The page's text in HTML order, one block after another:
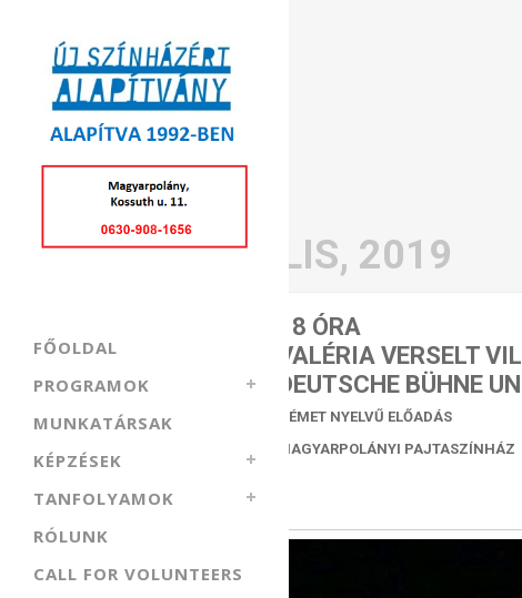
Magyarpolányi Pajtaszínház
német nyelvű előadás
Magyarpolányi Pajtaszínház
FŐOLDAL
PROGRAMOK
MUNKATÁRSAK
KÉPZÉSEK
TANFOLYAMOK
RÓLUNK
CALL FOR VOLUNTEERS
ÁPRILIS, 2019
18 ÓRA
VALÉRIA VERSELT
DEUTSCHE BÜHNE
NÉMET NYELVŰ ELŐADÁS
MAGYARPOLÁNYI PAJTASZÍNHÁZ